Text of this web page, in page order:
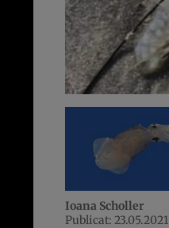
Ioana Scholler
Publicat: 23.05.2021